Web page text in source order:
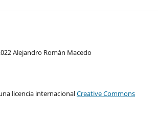
Alejandro Román Macedo
licencia internacionalCreative Commons